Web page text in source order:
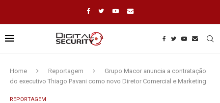
Home Reportagem
Grupo Macor anuncia a contratação
do executivo Thiago Pavani como novo Diretor Comercial e Marketing
REPORTAGEM